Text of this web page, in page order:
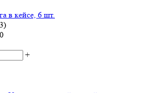
в кейсе, 6 шт.
+